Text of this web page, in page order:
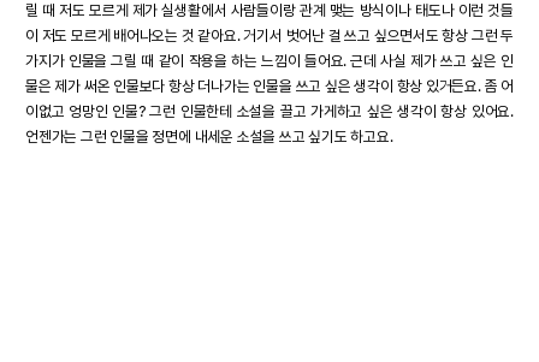
릴 때 저도 모르게 제가 실생활에서 사람들이랑 관계 맺는 방식이나 태도나 이런 것들
이 저도 모르게 배어나오는 것 같아요. 거기서 벗어난 걸 쓰고 싶으면서도 항상 그런 두
가지가 인물을 그릴 때 같이 작용을 하는 느낌이 들어요. 근데 사실 제가 쓰고 싶은 인
물은 제가 써온 인물보다 항상 더나가는 인물을 쓰고 싶은 생각이 항상 있거든요. 좀 어
이없고 엉망인 인물? 그런 인물한테 소설을 끌고 가게하고 싶은 생각이 항상 있어요.
언젠가는 그런 인물을 정면에 내세운 소설을 쓰고 싶기도 하고요.